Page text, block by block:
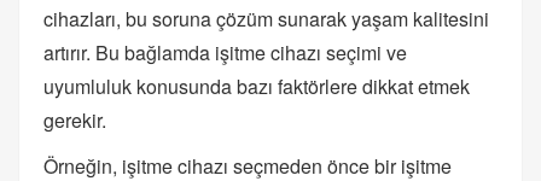
cihazları, bu soruna çözüm sunarak yaşam kalitesini
artırır. Bu bağlamda işitme cihazı seçimi ve
uyumluluk konusunda bazı faktörlere dikkat etmek
gerekir.
Örneğin, işitme cihazı seçmeden önce bir işitme